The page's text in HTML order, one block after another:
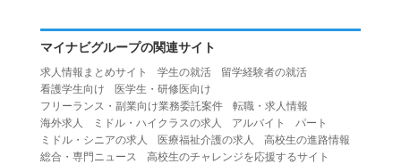
１.利用者は、本サービスを利用する上で次の各号に定める
とします。
（１）重複、虚偽の情報、または自己以外の情報を登録す
る行為
（２）第三者になりすまして本サービスを利用する行為
マイナビグループの関連サイト
求人情報まとめサイト 学生の就活
留学経験者の就活
看護学生向け
医学生・研修医向け
フリーランス・副業向け業務委託案件
転職・求人情報
海外求人
ミドル・ハイクラスの求人 アルバイト
パート
ミドル・シニアの求人
医療福祉介護の求人
高校生の進路情報
総合・専門ニュース
高校生のチャレンジを応援するサイト